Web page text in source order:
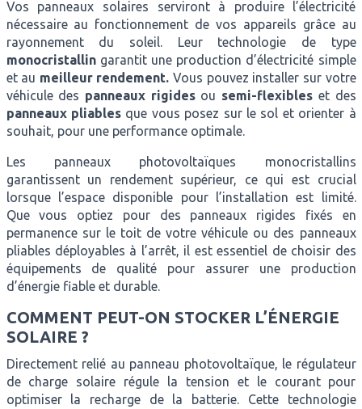
Vos panneaux solaires serviront à produire l’électricité
nécessaire au fonctionnement de vos appareils grâce au
rayonnement du soleil. Leur technologie de type
monocristallingarantit une production d’électricité simple
et au meilleur rendement. Vous pouvez installer sur votre
véhicule des panneaux rigidesou semi-flexibles et des
panneaux pliablesque vous posez sur le sol et orienter à
souhait, pour une performance optimale.
Les panneaux photovoltaïques monocristallins
garantissent un rendement supérieur, ce qui est crucial
lorsque l’espace disponible pour l’installation est limité.
Que vous optiez pour des panneaux rigides fixés en
permanence sur le toit de votre véhicule ou des panneaux
pliables déployables à l’arrêt, il est essentiel de choisir des
équipements de qualité pour assurer une production
d’énergie fiable et durable.
COMMENT PEUT-ON STOCKER L’ÉNERGIE
SOLAIRE ?
Directement relié au panneau photovoltaïque, le régulateur
de charge solaire régule la tension et le courant pour
optimiser la recharge de la batterie. Cette technologie